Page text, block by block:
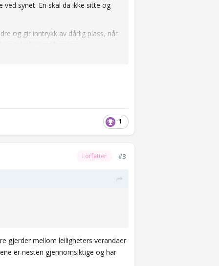
synet. En skal da ikke sitte og
og gir inntrykk av dårlig plass, når
1
Forfatter #3
gjerder mellom leiligheters verandaer
er nesten gjennomsiktige og har